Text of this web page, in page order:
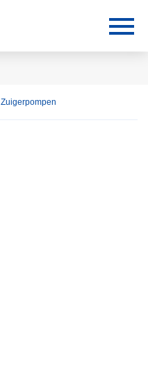
Zuigerpompen